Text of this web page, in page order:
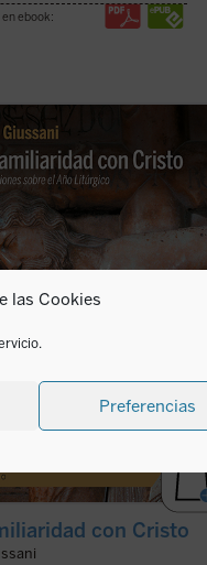
las Cookies
Preferencias
ebook:
intervenciones de don Giussani
de manifiesto qué puede ser el
cuando dialoga con las
del hombre. Él nos enseña a
qué acontece cuando vivimos
exigencias humanas
en relación ...
con Cristo